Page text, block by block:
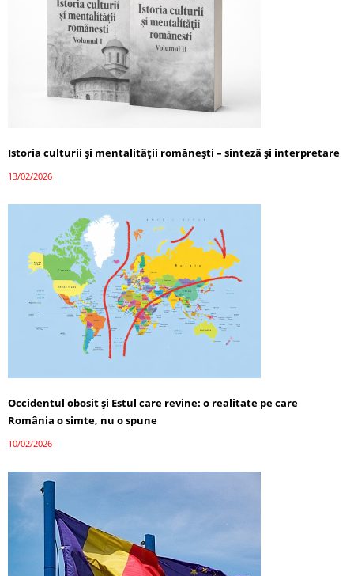
Istoria culturii și mentalității românești – sinteză și interpretare
13/02/2026
Occidentul obosit și Estul care revine: o realitate pe care
România o simte, nu o spune
10/02/2026